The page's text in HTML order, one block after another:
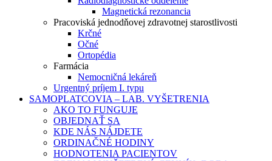
Magnetická rezonancia
Pracoviská jednodňovej zdravotnej starostlivosti
Krčné
Očné
Ortopédia
Farmácia
Nemocničná lekáreň
Urgentný príjem I. typu
SAMOPLATCOVIA – LAB. VYŠETRENIA
AKO TO FUNGUJE
OBJEDNAŤ SA
KDE NÁS NÁJDETE
ORDINAČNÉ HODINY
HODNOTENIA PACIENTOV